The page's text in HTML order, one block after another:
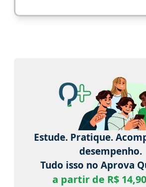
Estude. Pratique.
desempenho.
Tudo isso no Aprova
a partir de R$